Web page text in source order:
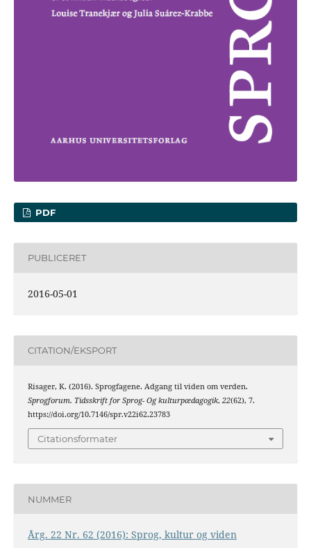
PDF
PUBLICERET
2016-05-01
CITATION/EKSPORT
Risager, K. (2016). Sprogfagene. Adgang til viden om verden.
Sprogforum. Tidsskrift for Sprog- Og kulturpædagogik, 22(62), 7.
https://doi.org/10.7146/spr.v22i62.23783
Citationsformater
NUMMER
Årg. 22 Nr. 62 (2016): Sprog, kultur og viden